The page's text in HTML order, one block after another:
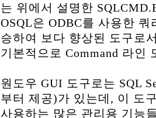
는 위에서 설명한
OSQL은 ODBC를 사용한
승하여 보다 향상된 도구로
기본적으로 Command 라인
원도우 GUI 도구로는 SQL
부터 제공)가 있는데, 이 도
사용하는 많은 관리용 기능